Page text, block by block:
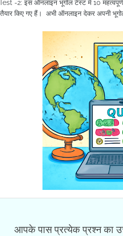
-2: इस ऑनलाइन भूगोल टेस्ट में 10 महत्वपूर्ण
तैयार किए गए हैं। अभी ऑनलाइन देकर अपनी
आपके पास प्रत्येक प्रश्न का